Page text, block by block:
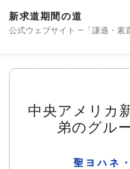
新求道期間の道
公式ウェブサイト —「謙遜・素
中央アメリカ
弟のグル
聖ヨハネ